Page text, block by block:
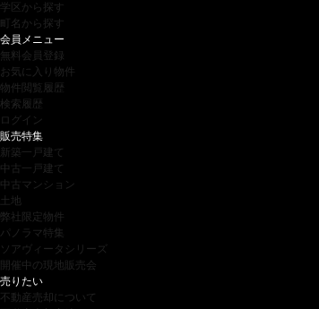
学区から探す
町名から探す
会員メニュー
無料会員登録
お気に入り物件
物件閲覧履歴
検索履歴
ログイン
販売特集
新築一戸建て
中古一戸建て
中古マンション
土地
弊社限定物件
パノラマ特集
ソアヴィータシリーズ
開催中の現地販売会
売りたい
不動産売却について